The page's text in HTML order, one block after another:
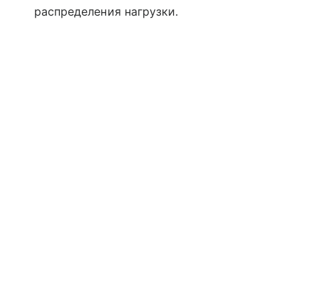
распределения нагрузки.